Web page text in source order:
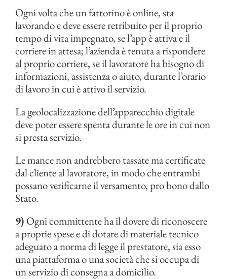
Ogni volta che un fattorino è online, sta
lavorando e deve essere retribuito per il proprio
tempo di vita impegnato, se l’app è attiva e il
corriere in attesa; l’azienda è tenuta a rispondere
al proprio corriere, se il lavoratore ha bisogno di
informazioni, assistenza o aiuto, durante l’orario
di lavoro in cui è attivo il servizio.
La geolocalizzazione dell’apparecchio digitale
deve poter essere spenta durante le ore in cui non
si presta servizio.
Le mance non andrebbero tassate ma certificate
dal cliente al lavoratore, in modo che entrambi
possano verificarne il versamento, pro bono dallo
Stato.
9) Ogni committente ha il dovere di riconoscere
a proprie spese e di dotare di materiale tecnico
adeguato a norma di legge il prestatore, sia esso
una piattaforma o una società che si occupa di
un servizio di consegna a domicilio.